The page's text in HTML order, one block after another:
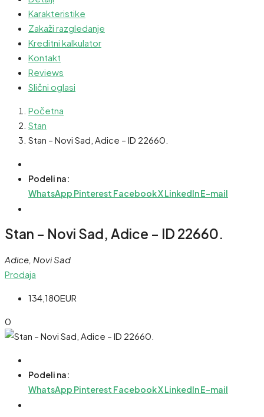
Karakteristike
Zakaži razgledanje
Kreditni kalkulator
Kontakt
Reviews
Slični oglasi
Početna
Stan
Stan – Novi Sad, Adice – ID 22660.
Podeli na:
WhatsApp Pinterest FacebookXLinkedInE-mail
Stan – Novi Sad, Adice – ID 22660.
Adice, Novi Sad
Prodaja
134,180EUR
0
Podeli na:
WhatsApp Pinterest FacebookXLinkedInE-mail